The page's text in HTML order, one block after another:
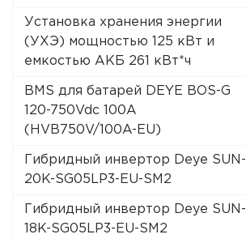
Установка хранения энергии
(УХЭ) мощностью 125 кВт и
емкостью АКБ 261 кВт*ч
BMS для батарей DEYE BOS-G
120-750Vdc 100A
(HVB750V/100A-EU)
Гибридный инвертор Deye SUN-
20K-SG05LP3-EU-SM2
Гибридный инвертор Deye SUN-
18K-SG05LP3-EU-SM2